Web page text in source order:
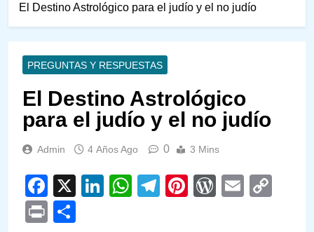
El Destino Astrológico para el judío y el no judío
PREGUNTAS Y RESPUESTAS
El Destino Astrológico
para el judío y el no judío
Admin 4 Años Ago 0 3 Mins
Facebook
X LinkedIn
WhatsApp
Telegram
PinterestEmail
Print